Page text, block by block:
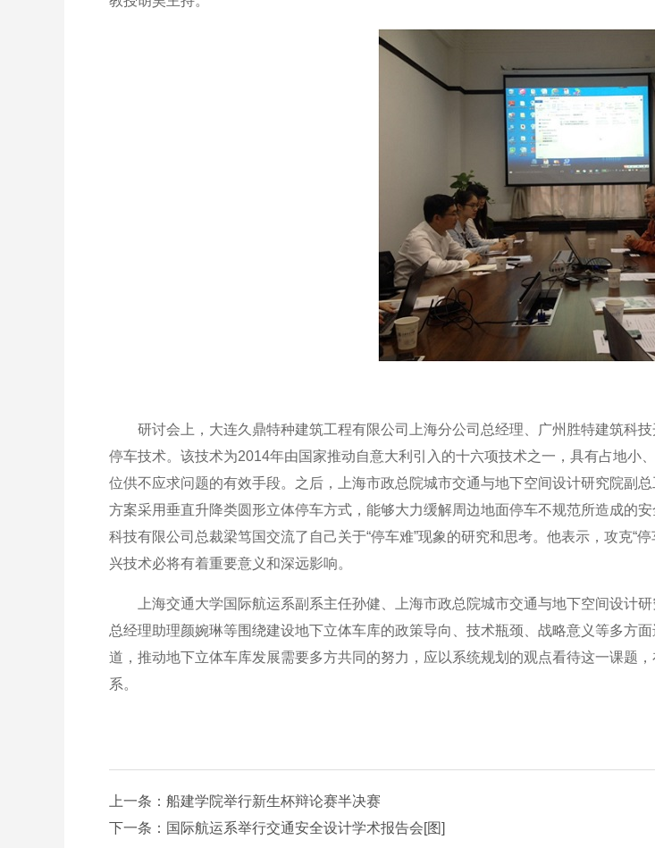
研讨会上，大连久鼎特种建筑工程有限公司上海分公司总经理、广州胜特建筑科
停车技术。该技术为2014年由国家推动自意大利引入的十六项技术之一，具有占地小
位供不应求问题的有效手段。之后，上海市政总院城市交通与地下空间设计研究院副
方案采用垂直升降类圆形立体停车方式，能够大力缓解周边地面停车不规范所造成的
科技有限公司总裁梁笃国交流了自己关于“停车难”现象的研究和思考。他表示，攻克“
兴技术必将有着重要意义和深远影响。
上海交通大学国际航运系副系主任孙健、上海市政总院城市交通与地下空间设计研
总经理助理颜婉琳等围绕建设地下立体车库的政策导向、技术瓶颈、战略意义等多方
道，推动地下立体车库发展需要多方共同的努力，应以系统规划的观点看待这一课题
系。
上一条：船建学院举行新生杯辩论赛半决赛
下一条：国际航运系举行交通安全设计学术报告会[图]